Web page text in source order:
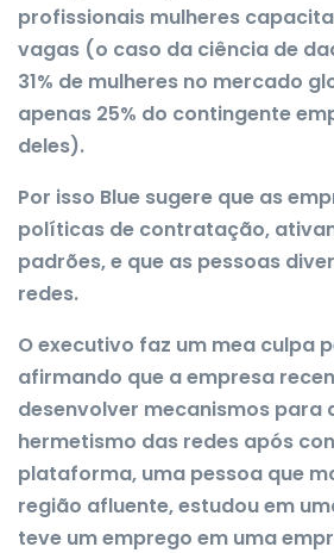
profissionais mulheres
vagas (o caso da ciência de
31% de mulheres no mercado
apenas 25% do contingente
deles).
Por isso Blue sugere que as
políticas de contratação,
padrões, e que as pessoas
redes.
O executivo faz um mea culpa
afirmando que a empresa
desenvolver mecanismos para
hermetismo das redes após
plataforma, uma pessoa que
região afluente, estudou em
teve um emprego em uma